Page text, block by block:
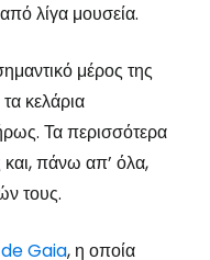
λίγα μουσεία.
μέρος της
κελάρια
Τα περισσότερα
πάνω απ’ όλα,
τους.
Gaia, η οποία